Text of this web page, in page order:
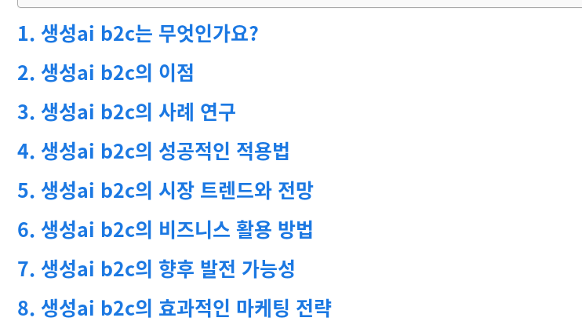
1. 생성ai b2c는 무엇인가요?
2. 생성ai b2c의 이점
3. 생성ai b2c의 사례 연구
4. 생성ai b2c의 성공적인 적용법
5. 생성ai b2c의 시장 트렌드와 전망
6. 생성ai b2c의 비즈니스 활용 방법
7. 생성ai b2c의 향후 발전 가능성
8. 생성ai b2c의 효과적인 마케팅 전략